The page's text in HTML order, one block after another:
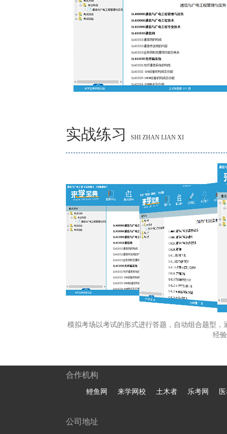
实战练习 SHI ZHAN LIAN XI
模拟考场以考试的形式进行答题，自动组合题型
经
合作机构
鲤鱼网 来学网校 土木者 乐考网
公司地址